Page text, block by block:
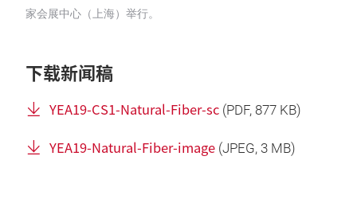
家会展中心（上海）举行。
下载新闻稿
YEA19-CS1-Natural-Fiber-sc (PDF, 877 KB)
YEA19-Natural-Fiber-image (JPEG, 3 MB)